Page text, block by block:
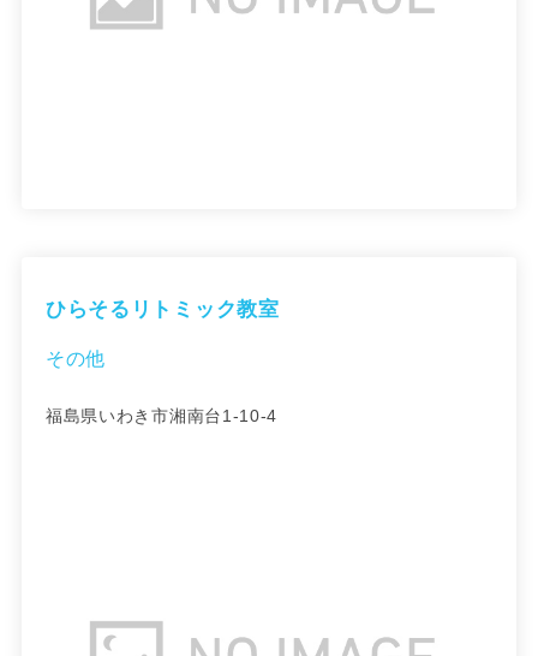
ひらそるリトミック教室
その他
福島県いわき市湘南台1-10-4